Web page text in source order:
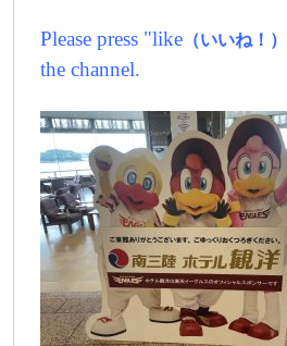
Please press "like （いいね！）
the channel.